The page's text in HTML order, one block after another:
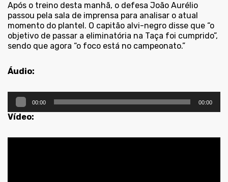
Após o treino desta manhã, o defesa João Aurélio
passou pela sala de imprensa para analisar o atual
momento do plantel. O capitão alvi-negro disse que “o
objetivo de passar a eliminatória na Taça foi cumprido”,
sendo que agora “o foco está no campeonato.”
Áudio:
Reprodutor
de
áudio
00:00 00:00
Vídeo: